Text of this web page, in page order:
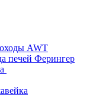
AWT
печей Ферингер